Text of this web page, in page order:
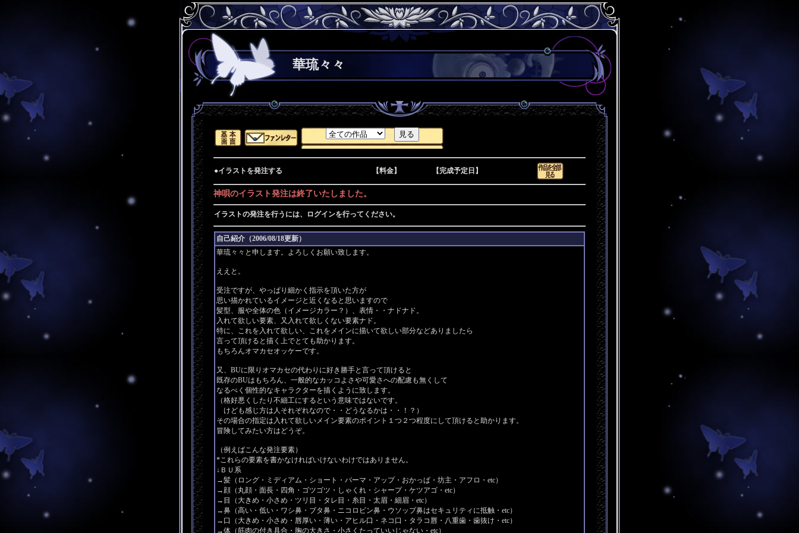
華琉々々
を
●イラストを発注する 【料金】 【完成予定日】
神唄のイラスト発注は終了いたしました。
イラストの発注を行うには、ログインを行ってください。
自己紹介（2006/08/18更新）
華琉々々と申します。よろしくお願い致します。
ええと。
受注ですが、やっぱり細かく指示を頂いた方が
思い描かれているイメージと近くなると思いますので
髪型、服や全体の色（イメージカラー？）、表情・・ナドナド。
入れて欲しい要素、又入れて欲しくない要素ナド。
特に、これを入れて欲しい、これをメインに描いて欲しい部分などありましたら
言って頂けると描く上でとても助かります。
もちろんオマカセオッケーです。
又、BUに限りオマカセの代わりに好き勝手と言って頂けると
既存のBUはもちろん、一般的なカッコよさや可愛さへの配慮も無くして
なるべく個性的なキャラクターを描くように致します。
（格好悪くしたり不細工にするという意味ではないです。
けども感じ方は人それぞれなので・・どうなるかは・・！？）
その場合の指定は入れて欲しいメイン要素のポイント１つ２つ程度にして頂けると助かります。
冒険してみたい方はどうぞ。
（例えばこんな発注要素）
*これらの要素を書かなければいけないわけではありません。
↓ＢＵ系
→髪（ロング・ミディアム・ショート・パーマ・アップ・おかっぱ・坊主・アフロ・etc）
→顔（丸顔・面長・四角・ゴツゴツ・しゃくれ・シャープ・ケツアゴ・etc）
→目（大きめ・小さめ・ツリ目・タレ目・糸目・太眉・細眉・etc）
→鼻（高い・低い・ワシ鼻・ブタ鼻・ニコロビン鼻・ウソップ鼻はセキュリティに抵触・etc）
→口（大きめ・小さめ・唇厚い・薄い・アヒル口・ネコ口・タラコ唇・八重歯・歯抜け・etc）
→体（筋肉の付き具合・胸の大きさ・小さくたっていいじゃない・etc）